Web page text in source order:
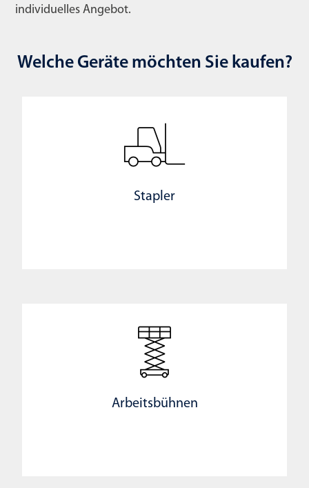
individuelles Angebot.
Welche Geräte möchten Sie kaufen?
Stapler
Arbeitsbühnen